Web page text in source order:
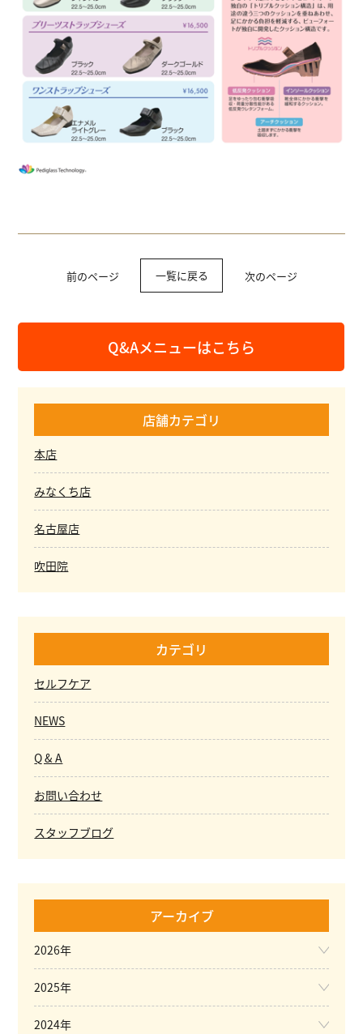
前のページ 一覧に戻る 次のページ
Q&Aメニューはこちら
店舗カテゴリ
本店
みなくち店
名古屋店
吹田院
カテゴリ
セルフケア
NEWS
Q & A
お問い合わせ
スタッフブログ
アーカイブ
2026年
2025年
2024年